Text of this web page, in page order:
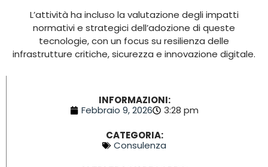
L’attività ha incluso la valutazione degli impatti
normativi e strategici dell’adozione di queste
tecnologie, con un focus su resilienza delle
infrastrutture critiche, sicurezza e innovazione digitale.
INFORMAZIONI:
Febbraio 9, 2026
3:28 pm
CATEGORIA:
Consulenza